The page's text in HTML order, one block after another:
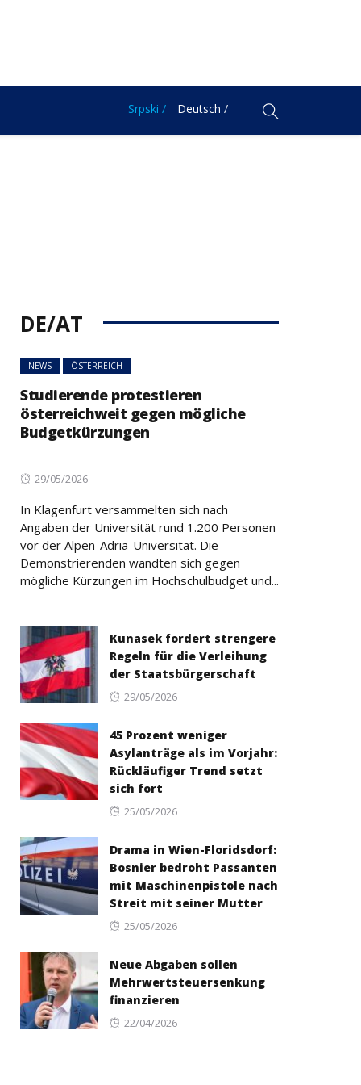
Srpski / Deutsch /
DE/AT
NEWS ÖSTERREICH
Studierende protestieren
österreichweit gegen mögliche
Budgetkürzungen
Posted
29/05/2026
In Klagenfurt versammelten sich nach
Angaben der Universität rund 1.200 Personen
vor der Alpen-Adria-Universität. Die
Demonstrierenden wandten sich gegen
mögliche Kürzungen im Hochschulbudget und...
Kunasek fordert strengere
Regeln für die Verleihung
der Staatsbürgerschaft
Posted
29/05/2026
45 Prozent weniger
Asylanträge als im Vorjahr:
Rückläufiger Trend setzt
sich fort
Posted
25/05/2026
Drama in Wien-Floridsdorf:
Bosnier bedroht Passanten
mit Maschinenpistole nach
Streit mit seiner Mutter
Posted
25/05/2026
Neue Abgaben sollen
Mehrwertsteuersenkung
finanzieren
Posted
22/04/2026